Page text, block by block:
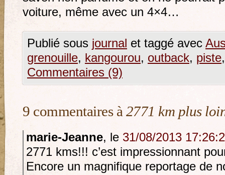
voiture, même avec un 4×4…
Publié sous journal et taggé avec
grenouille, kangourou, outback, piste
Commentaires (9)
9 commentaires à 2771 km plus
marie-Jeanne, le 31/08/2013
2771 kms!!! c’est impressionnant
Encore un magnifique reportage de